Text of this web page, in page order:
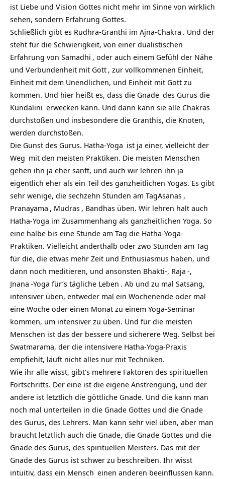
ist Liebe und Vision Gottes nicht mehr im Sinne von wirklich
sehen, sondern Erfahrung Gottes.
Schließlich gibt es Rudhra-Granthi im Ajna-Chakra . Und der
steht für die Schwierigkeit, von einer dualistischen
Erfahrung von Samadhi , oder auch einem Gefühl der Nähe
und Verbundenheit mit Gott , zur vollkommenen Einheit,
Einheit mit dem Unendlichen, und Einheit mit Gott zu
kommen. Und hier heißt es, dass die Gnade des Gurus die
Kundalini erwecken kann. Und dann kann sie alle Chakras
durchstoßen und insbesondere die Granthis, die Knoten,
werden durchstoßen.
Die Gunst des Gurus. Hatha-Yoga ist ja einer, vielleicht der
Weg mit den meisten Praktiken. Die meisten Menschen
gehen ihn ja eher sanft, und auch wir lehren ihn ja
eigentlich eher als ein Teil des ganzheitlichen Yogas. Es gibt
sehr wenige, die sechzehn Stunden am TagAsanas ,
Pranayama , Mudras , Bandhas üben. Wir lehren halt auch
Hatha-Yoga im Zusammenhang als ganzheitlichen Yoga. So
eine halbe bis eine Stunde am Tag die Hatha-Yoga-
Praktiken. Vielleicht anderthalb oder zwo Stunden am Tag
für die, die etwas mehr Zeit und Enthusiasmus haben, und
dann noch meditieren, und ansonsten Bhakti-, Raja -,
Jnana -Yoga für’s tägliche Leben . Ab und zu mal Satsang,
intensiver üben, entweder mal ein Wochenende oder mal
eine Woche oder einen Monat zu einem Yoga-Seminar
kommen, um intensiver zu üben. Und für die meisten
Menschen ist das der bessere und sicherere Weg. Selbst bei
Swatmarama, der die intensivere Hatha-Yoga-Praxis
empfiehlt, läuft nicht alles nur mit Techniken.
Wie ihr alle wisst, gibt’s mehrere Faktoren des spirituellen
Fortschritts. Der eine ist die eigene Anstrengung, und der
andere ist letztlich die göttliche Gnade. Und die kann man
noch mal unterteilen in die Gnade Gottes und die Gnade
des Gurus, des Lehrers. Man kann sehr viel üben, aber man
braucht letztlich auch die Gnade, die Gnade Gottes und die
Gnade des Gurus, des spirituellen Meisters. Das mit der
Gnade des Gurus ist schwer zu beschreiben. Ihr wisst
intuitiv, dass ein Mensch einen anderen beeinflussen kann.